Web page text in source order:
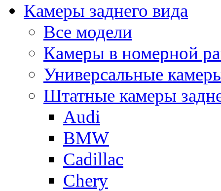
Камеры заднего вида
Все модели
Камеры в номерной
Универсальные
Штатные камеры
Audi
BMW
Cadillac
Chery